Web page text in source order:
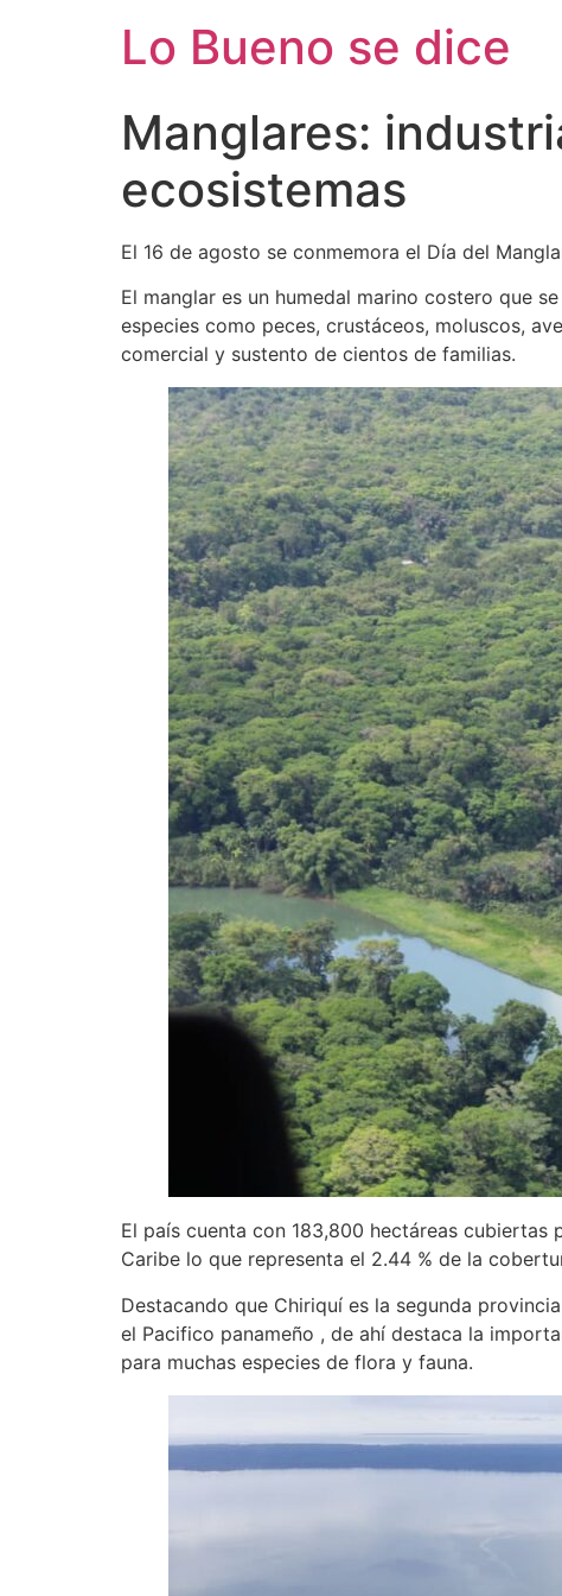
Lo Bueno se dice
Manglares:
ecosistemas
El 16 de agosto se conmemora el Día del
El manglar es un humedal marino costero que
especies como peces, crustáceos, moluscos,
comercial y sustento de cientos de familias.
El país cuenta con 183,800 hectáreas cubiertas
Caribe lo que representa el 2.44 % de la
Destacando que Chiriquí es la segunda
el Pacifico panameño , de ahí destaca la
para muchas especies de flora y fauna.